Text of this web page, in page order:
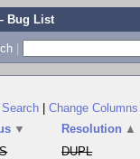
Bug List
|
Change Columns
▼ Resolution ▲
DUPL